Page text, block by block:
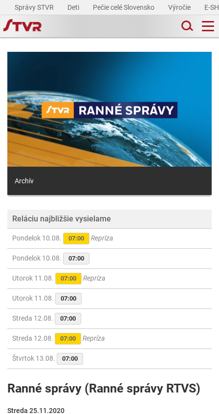
Správy STVR Deti Pečie celé Slovensko Výročie E-
Archív
Reláciu najbližšie vysielame
Pondelok 10.08. 07:00 Repríza
Pondelok 10.08. 07:00
Utorok 11.08. 07:00 Repríza
Utorok 11.08. 07:00
Streda 12.08. 07:00
Streda 12.08. 07:00 Repríza
Štvrtok 13.08. 07:00
Ranné správy (Ranné správy RTVS)
Streda 25.11.2020